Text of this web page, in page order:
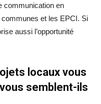
communication en
et les EPCI. Si
aussi l’opportunité
locaux vous
semblent-ils